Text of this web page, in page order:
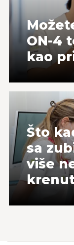
ON-4
kao
Što
sa
više